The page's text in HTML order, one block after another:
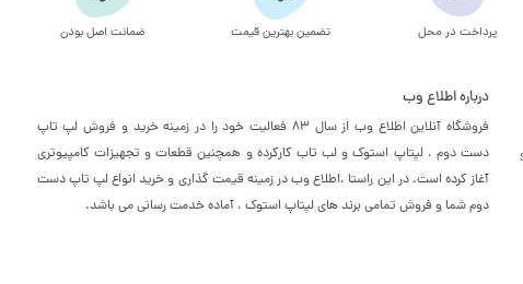
پرداخت در محل تضمین بهترین قیمت ضمانت اصل بودن
درباره اطلاع وب
فروشگاه آنلاین اطلاع وب از سال 83 فعالیت خود را در زمینه خرید و فروش لپ تاپ
دست دوم ، لپتاپ استوک و لب تاب کارکرده و همچنین قطعات و تجهیزات کامپیوتری
آغاز کرده است. در این راستا ،‌اطلاع وب در زمینه قیمت گذاری و خرید انواع لپ تاپ دست
دوم شما و فروش تمامی برند های لپتاپ استوک ، آماده خدمت رسانی می باشد.